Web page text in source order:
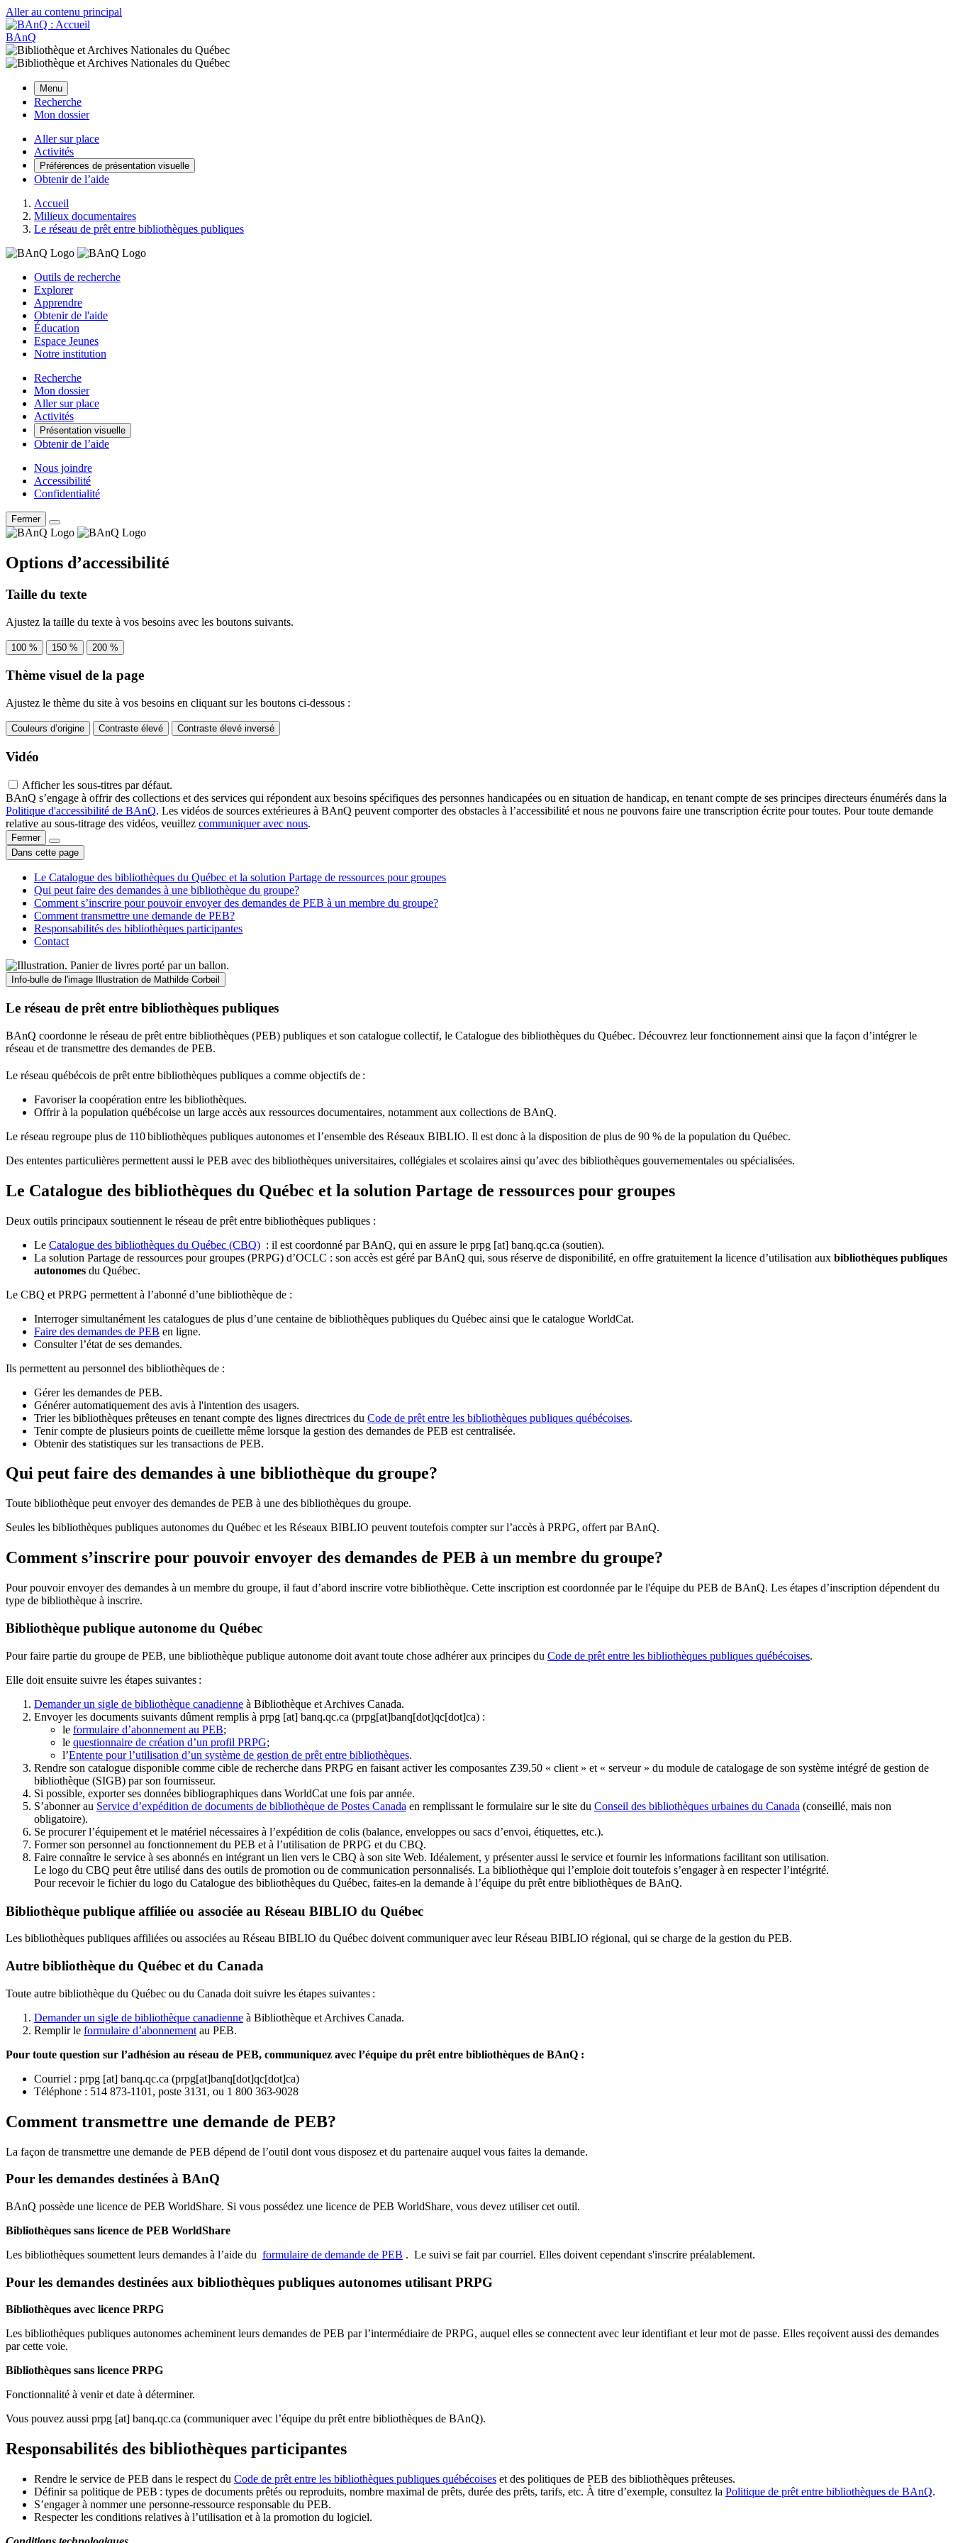
Aller au contenu principal
BAnQ
Menu
Recherche
Mon dossier
Aller sur place
Activités
Préférences de présentation visuelle
Obtenir de l’aide
Accueil
Milieux documentaires
Le réseau de prêt entre bibliothèques publiques
Outils de recherche
Explorer
Apprendre
Obtenir de l'aide
Éducation
Espace Jeunes
Notre institution
Recherche
Mon dossier
Aller sur place
Activités
Présentation visuelle
Obtenir de l’aide
Nous joindre
Accessibilité
Confidentialité
Fermer
Options d’accessibilité
Taille du texte
Ajustez la taille du texte à vos besoins avec les boutons suivants.
100 % 150 % 200 %
Thème visuel de la page
Ajustez le thème du site à vos besoins en cliquant sur les boutons ci-dessous :
Couleurs d’origine Contraste élevé Contraste élevé inversé
Vidéo
Afficher les sous-titres par défaut.
BAnQ s’engage à offrir des collections et des services qui répondent aux besoins spécifiques des personnes handicapées ou en situation de handicap, en tenant compte de ses principes directeurs énumérés dans la
Politique d'accessibilité de BAnQ. Les vidéos de sources extérieures à BAnQ peuvent comporter des obstacles à l’accessibilité et nous ne pouvons faire une transcription écrite pour toutes. Pour toute demande
relative au sous-titrage des vidéos, veuillez communiquer avec nous.
Fermer
Dans cette page
Le Catalogue des bibliothèques du Québec et la solution Partage de ressources pour groupes
Qui peut faire des demandes à une bibliothèque du groupe?
Comment s’inscrire pour pouvoir envoyer des demandes de PEB à un membre du groupe?
Comment transmettre une demande de PEB?
Responsabilités des bibliothèques participantes
Contact
Info-bulle de l'image Illustration de Mathilde Corbeil
Le réseau de prêt entre bibliothèques publiques
BAnQ coordonne le réseau de prêt entre bibliothèques (PEB) publiques et son catalogue collectif, le Catalogue des bibliothèques du Québec. Découvrez leur fonctionnement ainsi que la façon d’intégrer le
réseau et de transmettre des demandes de PEB.
Le réseau québécois de prêt entre bibliothèques publiques a comme objectifs de :
Favoriser la coopération entre les bibliothèques.
Offrir à la population québécoise un large accès aux ressources documentaires, notamment aux collections de BAnQ.
Le réseau regroupe plus de 110bibliothèques publiques autonomes et l’ensemble des Réseaux BIBLIO. Il est donc à la disposition de plus de 90 % de la population du Québec.
Des ententes particulières permettent aussi le PEB avec des bibliothèques universitaires, collégiales et scolaires ainsi qu’avec des bibliothèques gouvernementales ou spécialisées.
Le Catalogue des bibliothèques du Québec et la solution Partage de ressources pour groupes
Deux outils principaux soutiennent le réseau de prêt entre bibliothèques publiques :
Le Catalogue des bibliothèques du Québec (CBQ) : il est coordonné par BAnQ, qui en assure le prpg [at] banq.qc.ca (soutien).
La solution Partage de ressources pour groupes (PRPG) d’OCLC : son accès est géré par BAnQ qui, sous réserve de disponibilité, en offre gratuitement la licence d’utilisation aux bibliothèques publiques
autonomes du Québec.
Le CBQ et PRPG permettent à l’abonné d’une bibliothèque de :
Interroger simultanément les catalogues de plus d’une centaine de bibliothèques publiques du Québec ainsi que le catalogue WorldCat.
Faire des demandes de PEB en ligne.
Consulter l’état de ses demandes.
Ils permettent au personnel des bibliothèques de :
Gérer les demandes de PEB.
Générer automatiquement des avis à l'intention des usagers.
Trier les bibliothèques prêteuses en tenant compte des lignes directrices du Code de prêt entre les bibliothèques publiques québécoises.
Tenir compte de plusieurs points de cueillette même lorsque la gestion des demandes de PEB est centralisée.
Obtenir des statistiques sur les transactions de PEB.
Qui peut faire des demandes à une bibliothèque du groupe?
Toute bibliothèque peut envoyer des demandes de PEB à une des bibliothèques du groupe.
Seules les bibliothèques publiques autonomes du Québec et les Réseaux BIBLIO peuvent toutefois compter sur l’accès à PRPG, offert par BAnQ.
Comment s’inscrire pour pouvoir envoyer des demandes de PEB à un membre du groupe?
Pour pouvoir envoyer des demandes à un membre du groupe, il faut d’abord inscrire votre bibliothèque. Cette inscription est coordonnée par le l'équipe du PEB de BAnQ. Les étapes d’inscription dépendent du
type de bibliothèque à inscrire.
Bibliothèque publique autonome du Québec
Pour faire partie du groupe de PEB, une bibliothèque publique autonome doit avant toute chose adhérer aux principes du Code de prêt entre les bibliothèques publiques québécoises.
Elle doit ensuite suivre les étapes suivantes :
Demander un sigle de bibliothèque canadienne à Bibliothèque et Archives Canada.
Envoyer les documents suivants dûment remplis à prpg [at] banq.qc.ca (prpg[at]banq[dot]qc[dot]ca) :
le formulaire d’abonnement au PEB;
le questionnaire de création d’un profil PRPG;
l’Entente pour l’utilisation d’un système de gestion de prêt entre bibliothèques.
Rendre son catalogue disponible comme cible de recherche dans PRPG en faisant activer les composantes Z39.50 « client » et « serveur » du module de catalogage de son système intégré de gestion de
bibliothèque (SIGB) par son fournisseur.
Si possible, exporter ses données bibliographiques dans WorldCat une fois par année.
S’abonner au Service d’expédition de documents de bibliothèque de Postes Canada en remplissant le formulaire sur le site du Conseil des bibliothèques urbaines du Canada (conseillé, mais non
obligatoire).
Se procurer l’équipement et le matériel nécessaires à l’expédition de colis (balance, enveloppes ou sacs d’envoi, étiquettes, etc.).
Former son personnel au fonctionnement du PEB et à l’utilisation de PRPG et du CBQ.
Faire connaître le service à ses abonnés en intégrant un lien vers le CBQ à son site Web. Idéalement, y présenter aussi le service et fournir les informations facilitant son utilisation.
Le logo du CBQ peut être utilisé dans des outils de promotion ou de communication personnalisés. La bibliothèque qui l’emploie doit toutefois s’engager à en respecter l’intégrité.
Pour recevoir le fichier du logo du Catalogue des bibliothèques du Québec, faites-en la demande à l’équipe du prêt entre bibliothèques de BAnQ.
Bibliothèque publique affiliée ou associée au Réseau BIBLIO du Québec
Les bibliothèques publiques affiliées ou associées au Réseau BIBLIO du Québec doivent communiquer avec leur Réseau BIBLIO régional, qui se charge de la gestion du PEB.
Autre bibliothèque du Québec et du Canada
Toute autre bibliothèque du Québec ou du Canada doit suivre les étapes suivantes :
Demander un sigle de bibliothèque canadienne à Bibliothèque et Archives Canada.
Remplir le formulaire d’abonnement au PEB.
Pour toute question sur l’adhésion au réseau de PEB, communiquez avec l’équipe du prêt entre bibliothèques de BAnQ :
Courriel : prpg [at] banq.qc.ca (prpg[at]banq[dot]qc[dot]ca)
Téléphone : 514 873-1101, poste 3131, ou 1 800 363-9028
Comment transmettre une demande de PEB?
La façon de transmettre une demande de PEB dépend de l’outil dont vous disposez et du partenaire auquel vous faites la demande.
Pour les demandes destinées à BAnQ
BAnQ possède une licence de PEB WorldShare. Si vous possédez une licence de PEB WorldShare, vous devez utiliser cet outil.
Bibliothèques sans licence de PEB WorldShare
Les bibliothèques soumettent leurs demandes à l’aide du formulaire de demande de PEB . Le suivi se fait par courriel. Elles doivent cependant s'inscrire préalablement.
Pour les demandes destinées aux bibliothèques publiques autonomes utilisant PRPG
Bibliothèques avec licence PRPG
Les bibliothèques publiques autonomes acheminent leurs demandes de PEB par l’intermédiaire de PRPG, auquel elles se connectent avec leur identifiant et leur mot de passe. Elles reçoivent aussi des demandes
par cette voie.
Bibliothèques sans licence PRPG
Fonctionnalité à venir et date à déterminer.
Vous pouvez aussi prpg [at] banq.qc.ca (communiquer avec l’équipe du prêt entre bibliothèques de BAnQ).
Responsabilités des bibliothèques participantes
Rendre le service de PEB dans le respect du Code de prêt entre les bibliothèques publiques québécoises et des politiques de PEB des bibliothèques prêteuses.
Définir sa politique de PEB : types de documents prêtés ou reproduits, nombre maximal de prêts, durée des prêts, tarifs, etc. À titre d’exemple, consultez la Politique de prêt entre bibliothèques de BAnQ.
S’engager à nommer une personne-ressource responsable du PEB.
Respecter les conditions relatives à l’utilisation et à la promotion du logiciel.